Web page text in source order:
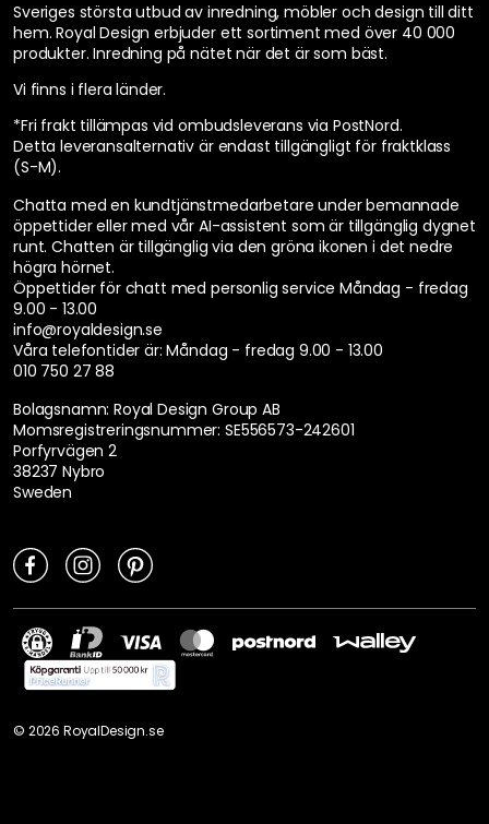
Sveriges största utbud av inredning, möbler och design till ditt
hem. Royal Design erbjuder ett sortiment med över 40 000
produkter. Inredning på nätet när det är som bäst.
Vi finns i flera länder.
*Fri frakt tillämpas vid ombudsleverans via PostNord.
Detta leveransalternativ är endast tillgängligt för fraktklass
(S-M).
Chatta med en kundtjänstmedarbetare under bemannade
öppettider eller med vår AI-assistent som är tillgänglig dygnet
runt. Chatten är tillgänglig via den gröna ikonen i det nedre
högra hörnet.
Öppettider för chatt med personlig service Måndag - fredag
9.00 - 13.00
info@royaldesign.se
Våra telefontider är: Måndag - fredag 9.00 - 13.00
010 750 27 88
Bolagsnamn: Royal Design Group AB
Momsregistreringsnummer: SE556573-242601
Porfyrvägen 2
38237 Nybro
Sweden
© 2026 RoyalDesign.se